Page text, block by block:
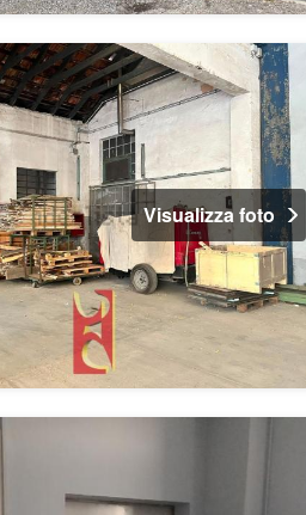
Visualizza foto